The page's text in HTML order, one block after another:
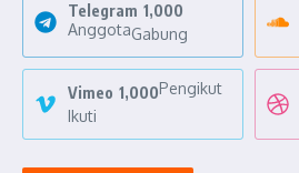
Telegram 1,000
AnggotaGabung
Vimeo 1,000Pengikut
Ikuti